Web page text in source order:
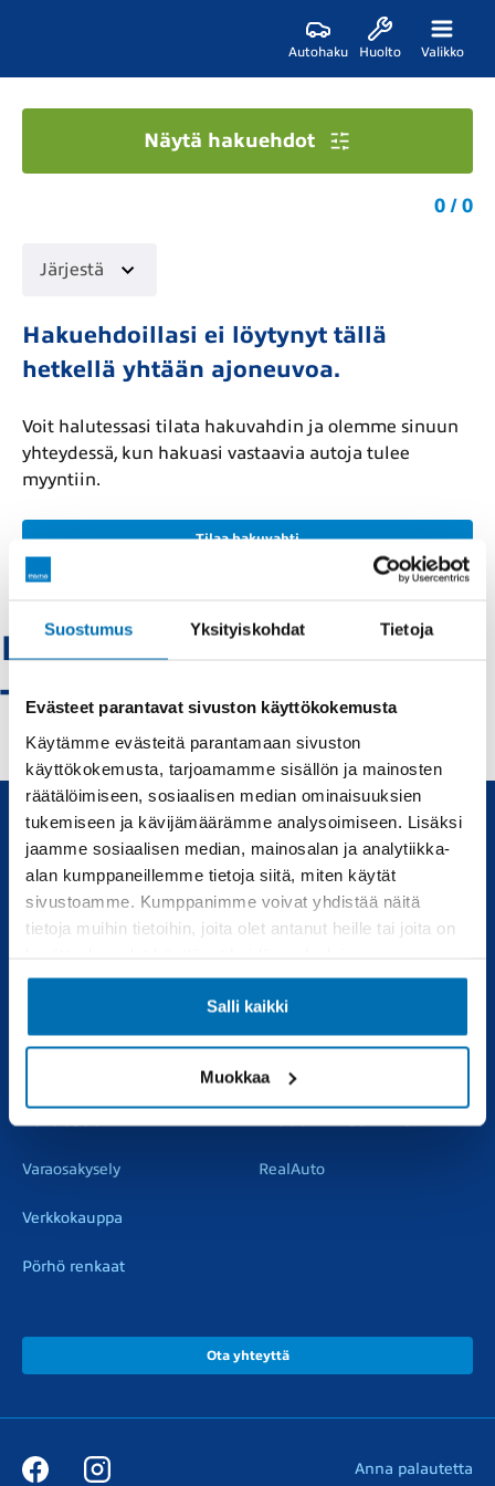
Suostumus Yksityiskohdat Tietoja
Evästeet parantavat sivuston käyttökokemusta
Käytämme evästeitä parantamaan sivuston
käyttökokemusta, tarjoamamme sisällön ja mainosten
räätälöimiseen, sosiaalisen median ominaisuuksien
tukemiseen ja kävijämäärämme analysoimiseen. Lisäksi
jaamme sosiaalisen median, mainosalan ja analytiikka-
alan kumppaneillemme tietoja siitä, miten käytät
sivustoamme. Kumppanimme voivat yhdistää näitä
tietoja muihin tietoihin, joita olet antanut heille tai joita on
Salli kaikki
Muokkaa
Autohaku Huolto Valikko
Renault-pietarsaari
- Vaihtoautot
Näytä hakuehdot
0 / 0
Järjestä
Hakuehdoillasi ei löytynyt tällä
hetkellä yhtään ajoneuvoa.
Voit halutessasi tilata hakuvahdin ja olemme sinuun
yhteydessä, kun hakuasi vastaavia autoja tulee
myyntiin.
Tilaa hakuvahti
Uudet ja käytetyt autot, sekä huollot joka tarpeeseen.
Automyynti Huolto
Vauriokorjaus
Varaosakysely
Verkkokauppa
Pörhö renkaat
RealAuto
Ota yhteyttä
Anna palautetta